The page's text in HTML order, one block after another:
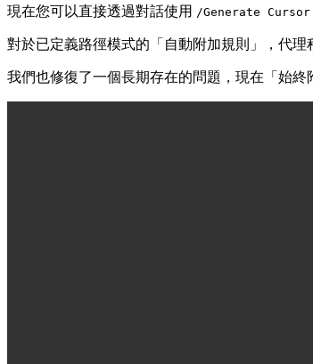
現在您可以直接透過對話使用 /Generate
對於已定義路徑模式的「自動附加規則」，代理
我們也修復了一個長期存在的問題，現在「始